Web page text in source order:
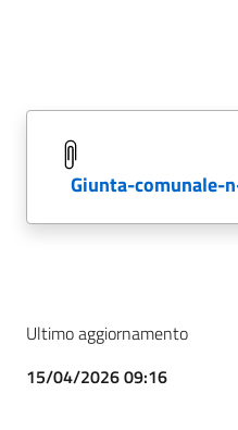
giunta-
Ultimo aggiornamento
15/04/2026 09:16